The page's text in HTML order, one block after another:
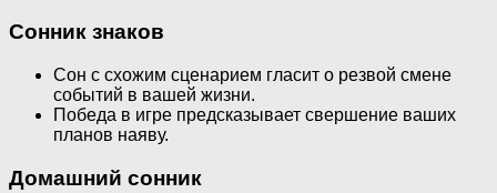
Сонник знаков
Сон с схожим сценарием гласит о резвой смене
событий в вашей жизни.
Победа в игре предсказывает свершение ваших
планов наяву.
Домашний сонник